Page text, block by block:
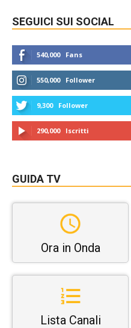
SEGUICI SUI SOCIAL
540,000 Fans
550,000 Follower
9,300 Follower
290,000 Iscritti
GUIDA TV
Ora in Onda
Lista Canali